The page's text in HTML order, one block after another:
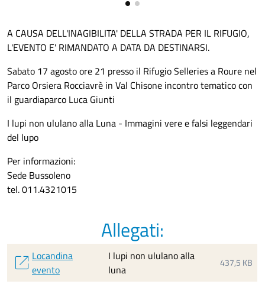
A CAUSA DELL'INAGIBILITA' DELLA STRADA PER IL RIFUGIO,
L'EVENTO E' RIMANDATO A DATA DA DESTINARSI.
Sabato 17 agosto ore 21 presso il Rifugio Selleries a Roure nel
Parco Orsiera Rocciavrè in Val Chisone incontro tematico con
il guardiaparco Luca Giunti
I lupi non ululano alla Luna - Immagini vere e falsi leggendari
del lupo
Per informazioni:
Sede Bussoleno
tel. 011.4321015
Allegati:
open_in_new Locandina
evento
I lupi non ululano alla
luna
437,5 KB